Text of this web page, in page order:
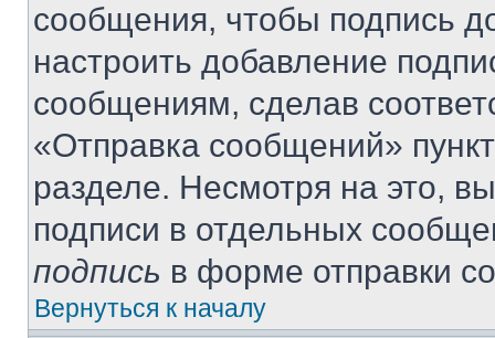
сообщения, чтобы подпись
настроить добавление
сообщениям, сделав
«Отправка сообщений»
разделе. Несмотря на это,
подписи в отдельных
подпись в форме отправки
Вернуться к началу